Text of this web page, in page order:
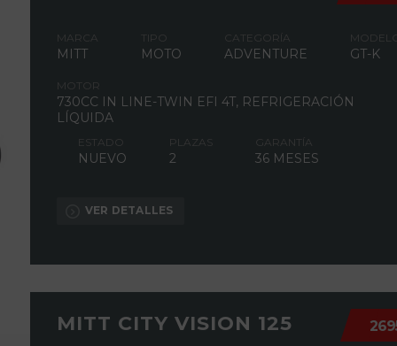
MARCA
MITT
TIPO
MOTO
CATEGORÍA
ADVENTURE GT-K
MOTOR
730CC IN LINE-TWIN EFI 4T, REFRIGERACIÓN
LÍQUIDA
ESTADO
NUEVO
PLAZAS
2
GARANTÍA
36 MESES
VER DETALLES
MITT CITY VISION 125